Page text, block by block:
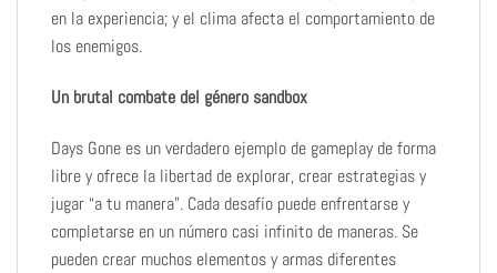
en la experiencia; y el clima afecta el comportamiento de
los enemigos.
Un brutal combate del género sandbox
Days Gone es un verdadero ejemplo de gameplay de forma
libre y ofrece la libertad de explorar, crear estrategias y
jugar “a tu manera”. Cada desafío puede enfrentarse y
completarse en un número casi infinito de maneras. Se
pueden crear muchos elementos y armas diferentes